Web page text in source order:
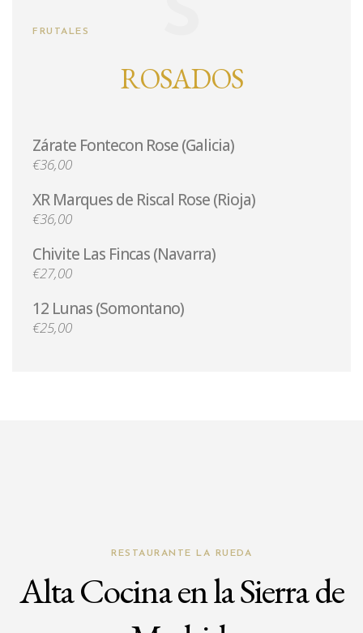
FRUTALES
ROSADOS
Zárate Fontecon Rose (Galicia)
€36,00
XR Marques de Riscal Rose (Rioja)
€36,00
Chivite Las Fincas (Navarra)
€27,00
12 Lunas (Somontano)
€25,00
RESTAURANTE LA RUEDA
Alta Cocina en la Sierra de